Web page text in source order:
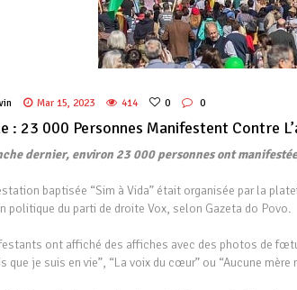
Mar 15, 2023 414 0 0
: 23 000 Personnes Manifestent Contre
dernier, environ 23 000 personnes ont
baptisée “Sim à Vida” était organisée par la
politique du parti de droite Vox, selon Gazeta do Povo.
ont affiché des affiches avec des photos de
que je suis en vie”, “La voix du cœur” ou “Aucune mère